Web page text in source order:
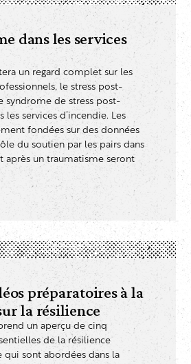
dans les services
un regard complet sur les
le stress post-
syndrome de stress post-
les services d’incendie. Les
fondées sur des données
du soutien par les pairs dans
après un traumatisme seront
préparatoires à la
la résilience
un aperçu de cinq
de la résilience
qui sont abordées dans la